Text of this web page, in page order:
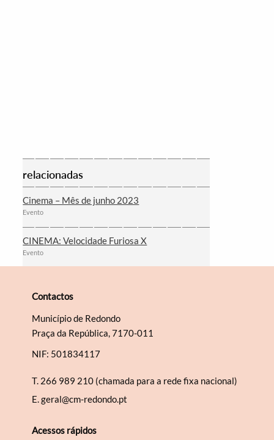
relacionadas
Cinema – Mês de junho 2023
Evento
CINEMA: Velocidade Furiosa X
Evento
Contactos
Município de Redondo
Praça da República, 7170-011
NIF: 501834117
T. 266 989 210 (chamada para a rede fixa nacional)
E.geral@cm-redondo.pt
Acessos rápidos